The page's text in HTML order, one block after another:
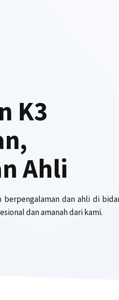
K3
Ahli
dan ahli di
dan amanah dari kami.